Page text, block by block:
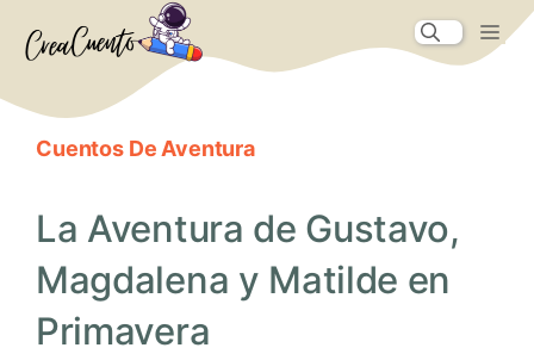
Cuentos De Aventura
La Aventura de Gustavo,
Magdalena y Matilde en
Primavera